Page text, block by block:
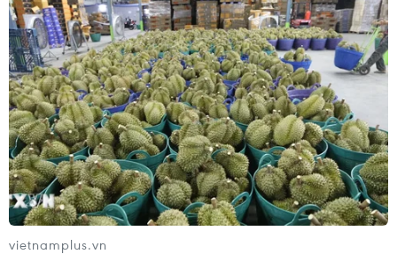
vietnamplus.vn